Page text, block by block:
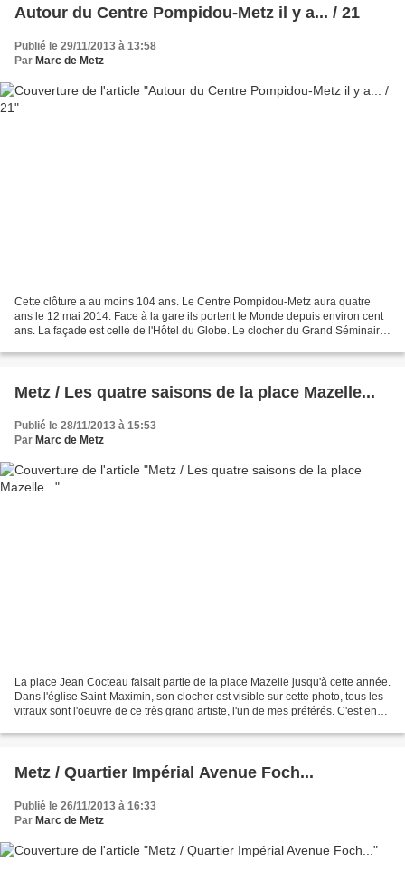
Autour du Centre Pompidou-Metz il y a... / 21
Publié le 29/11/2013 à 13:58
Par Marc de Metz
Cette clôture a au moins 104 ans. Le Centre Pompidou-Metz aura quatre
ans le 12 mai 2014. Face à la gare ils portent le Monde depuis environ cent
ans. La façade est celle de l'Hôtel du Globe. Le clocher du Grand Séminaire
Metz / Les quatre saisons de la place Mazelle...
Publié le 28/11/2013 à 15:53
Par Marc de Metz
La place Jean Cocteau faisait partie de la place Mazelle jusqu'à cette année.
Dans l'église Saint-Maximin, son clocher est visible sur cette photo, tous les
vitraux sont l'oeuvre de ce très grand artiste, l'un de mes préférés. C'est en
Metz / Quartier Impérial Avenue Foch...
Publié le 26/11/2013 à 16:33
Par Marc de Metz